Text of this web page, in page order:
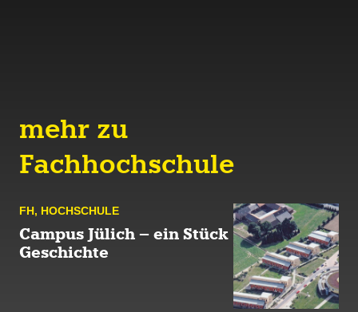
mehr zu
Fachhochschule
FH, HOCH­SCHULE
Campus Jülich – ein Stück
Geschichte